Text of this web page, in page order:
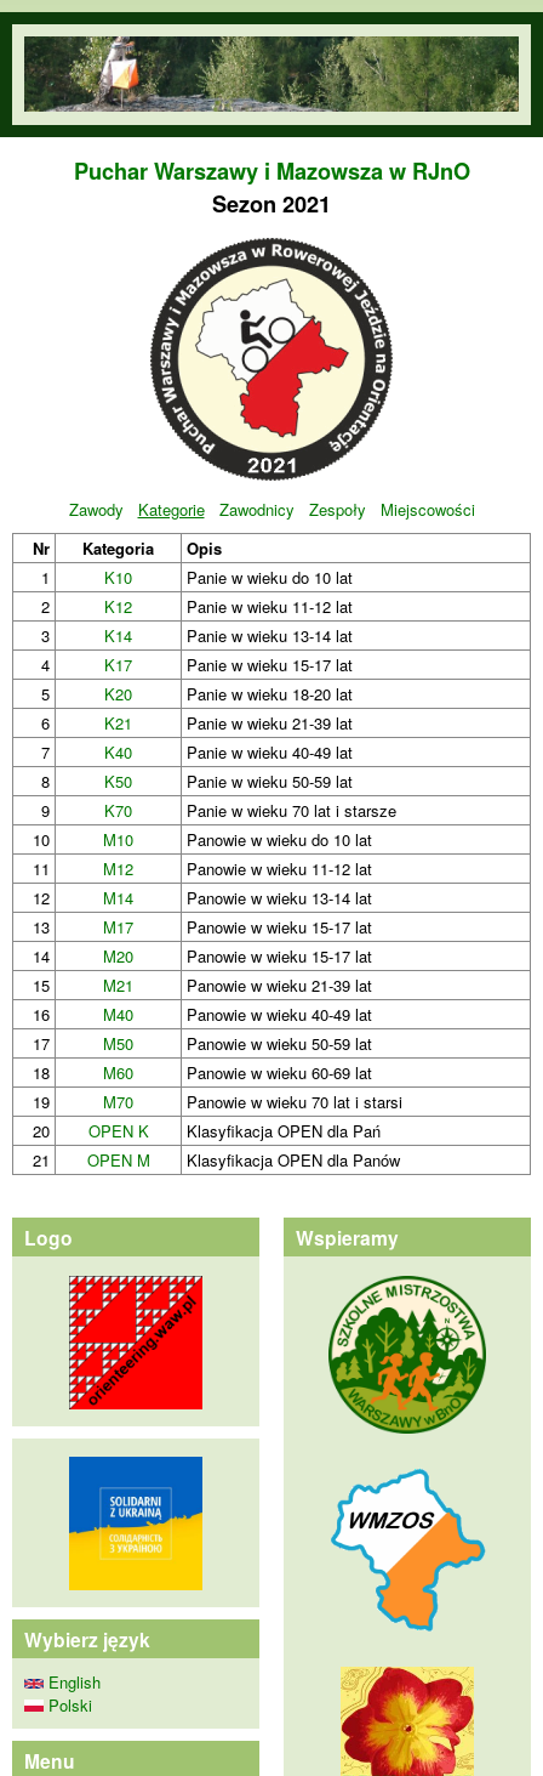
Przejdź do treści
orienteering.waw.pl
Puchar Warszawy i Mazowsza w RJnO
Sezon 2021
Zawody Kategorie Zawodnicy Zespoły
Miejscowości
Nr
Kategoria
Opis
1
K10
Panie w wieku do 10 lat
2
K12
Panie w wieku 11-12 lat
3
K14
Panie w wieku 13-14 lat
4
K17
Panie w wieku 15-17 lat
5
K20
Panie w wieku 18-20 lat
6
K21
Panie w wieku 21-39 lat
7
K40
Panie w wieku 40-49 lat
8
K50
Panie w wieku 50-59 lat
9
K70
Panie w wieku 70 lat i starsze
10
M10
Panowie w wieku do 10 lat
11
M12
Panowie w wieku 11-12 lat
12
M14
Panowie w wieku 13-14 lat
13
M17
Panowie w wieku 15-17 lat
14
M20
Panowie w wieku 15-17 lat
15
M21
Panowie w wieku 21-39 lat
16
M40
Panowie w wieku 40-49 lat
17
M50
Panowie w wieku 50-59 lat
18
M60
Panowie w wieku 60-69 lat
19
M70
Panowie w wieku 70 lat i starsi
20
OPEN K
Klasyfikacja OPEN dla Pań
21
OPEN M Klasyfikacja OPEN dla Panów
Logo
Wybierz język
English
Polski
Menu
Wspieramy